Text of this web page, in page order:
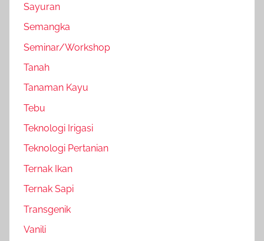
Sayuran
Semangka
Seminar/Workshop
Tanah
Tanaman Kayu
Tebu
Teknologi Irigasi
Teknologi Pertanian
Ternak Ikan
Ternak Sapi
Transgenik
Vanili